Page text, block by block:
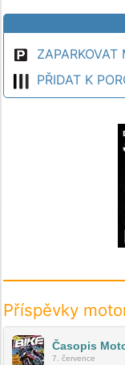
ZAPARKOVAT
PŘIDAT K
Příspěvky
Časopis
7. července